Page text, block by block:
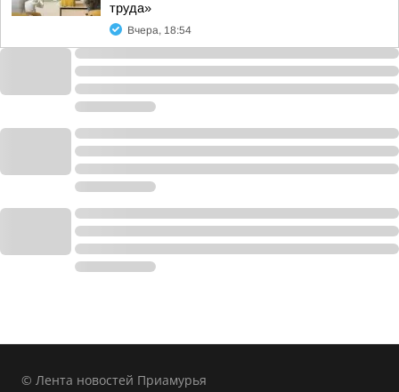
труда»
Вчера, 18:54
© Лента новостей Приамурья